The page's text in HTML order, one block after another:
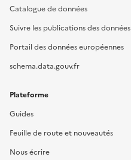
Catalogue de données
Suivre les publications des données
Portail des données européennes
schema.data.gouv.fr
Plateforme
Guides
Feuille de route et nouveautés
Nous écrire